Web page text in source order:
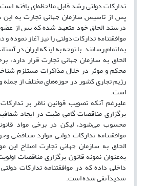
تدارکات دولتی رشد قابل ملاحظه‌ای یافته
پس از تاسیس سازمان جهانی تجارت به این
درسند الحاق خود متعهد شده که پس از
موافقتنامه تدارکات دولتی را نیز آغاز نموده
به اتمام رسانند. با توجه به اینکه ایران در
الحاق به سازمان جهانی تجارت قرار دارد،
محکم و موثر در خلال مذاکرات مستلزم
رژیم تجاری کشور در حوزه‌های مختلف از
است.
علیرغم آنکه تصویب قوانین ناظر بر
برگزاری مناقصات گامی مثبت در ایجاد
محسوب می‌شود، لیکن در برخی مواد
موافقتنامه تدارکات دولتی موارد
الحاق به سازمان جهانی تجارت اصلاح این
به‌عنوان نمونه قانون برگزاری مناقصات
داخلی داده که در موافقتنامه تدارکات
شدیداً نفی شده است.